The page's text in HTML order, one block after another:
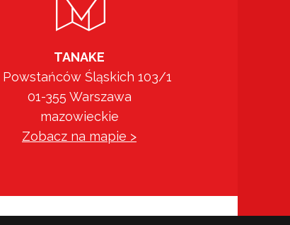
TANAKE
Powstańców Śląskich 103/1
01-355 Warszawa
mazowieckie
Zobacz na mapie >